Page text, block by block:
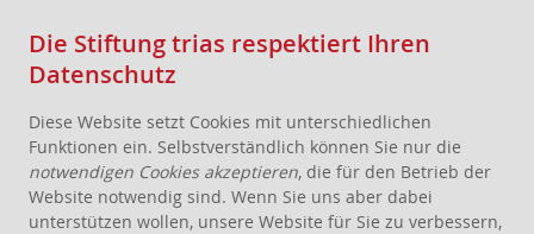
AKTUELLES
Die Stiftung trias respektiert Ihren
Datenschutz
Diese Website setzt Cookies mit unterschiedlichen
Funktionen ein. Selbstverständlich können Sie nur die
notwendigen Cookies akzeptieren, die für den Betrieb der
Website notwendig sind. Wenn Sie uns aber dabei
unterstützen wollen, unsere Website für Sie zu verbessern,